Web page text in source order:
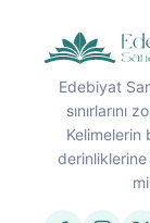
Edebiyat
sınırlarını
Kelimelerin
derinliklerine